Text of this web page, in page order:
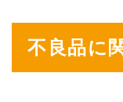
不良品に